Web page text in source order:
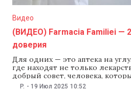
Видео
(ВИДЕО) Farmacia Familiei —
доверия
Для одних — это аптека на
где находят не только
добрый совет, человека,
поговорили с теми, для кого
P. - 19 Июл 2025 10:52